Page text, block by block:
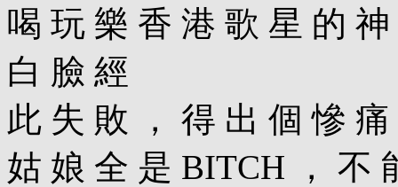
喝 玩 樂 香 港 歌 星 的
白 臉 經
此 失 敗 ， 得 出 個 慘
姑 娘 全 是 BITCH ， 不